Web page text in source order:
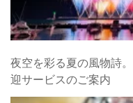
夜空を彩る夏の風物詩
迎サービスのご案内